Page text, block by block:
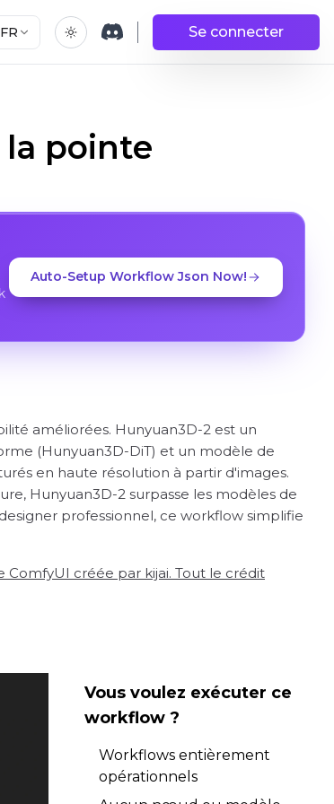
FR Se connecter
la pointe
Auto-Setup Workflow Json Now!
améliorées. Hunyuan3D-2 est un
(Hunyuan3D-DiT) et un modèle de
en haute résolution à partir d'images.
Hunyuan3D-2 surpasse les modèles de
professionnel, ce workflow simplifie
créée par kijai. Tout le crédit
Vous voulez exécuter ce
workflow ?
Workflows entièrement
opérationnels